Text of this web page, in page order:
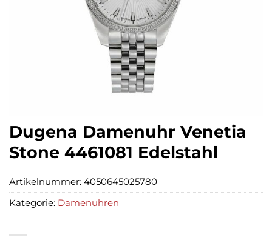
Dugena Damenuhr Venetia
Stone 4461081 Edelstahl
Artikelnummer: 4050645025780
Kategorie: Damenuhren